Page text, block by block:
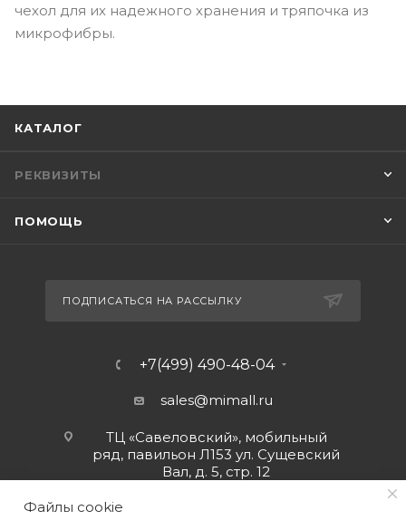
чехол для их надежного хранения и тряпочка из
микрофибры.
КАТАЛОГ
РЕКВИЗИТЫ
ПОМОЩЬ
ПОДПИСАТЬСЯ НА РАССЫЛКУ
+7(499) 490-48-04
sales@mimall.ru
ТЦ «Савеловский», мобильный
ряд, павильон Л153 ул. Сущевский
Вал, д. 5, стр. 12
Файлы cookie